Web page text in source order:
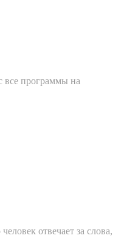
все программы на
отвечает за слова,